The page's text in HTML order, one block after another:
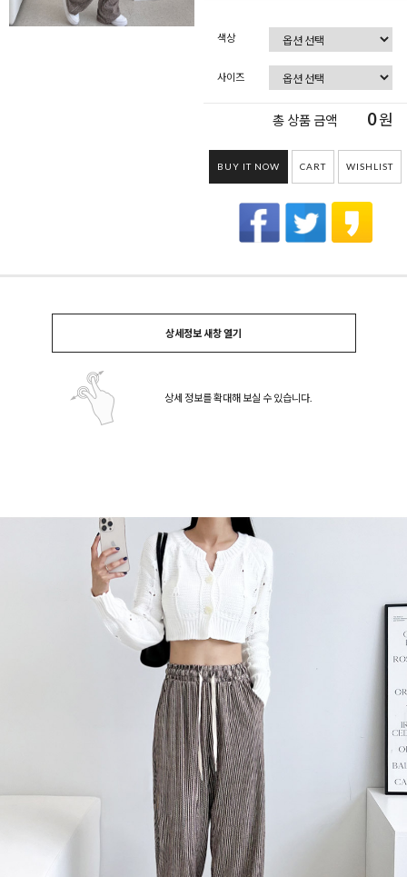
색상
사이즈
총 상품 금액 0원
BUY IT NOW CART WISHLIST
상세정보 새창 열기
상세 정보를 확대해 보실 수 있습니다.